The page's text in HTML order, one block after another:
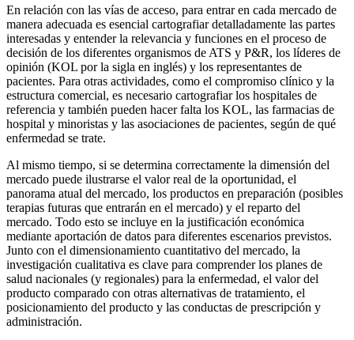
En relación con las vías de acceso, para entrar en cada mercado de
manera adecuada es esencial cartografiar detalladamente las partes
interesadas y entender la relevancia y funciones en el proceso de
decisión de los diferentes organismos de ATS y P&R, los líderes de
opinión (KOL por la sigla en inglés) y los representantes de
pacientes. Para otras actividades, como el compromiso clínico y la
estructura comercial, es necesario cartografiar los hospitales de
referencia y también pueden hacer falta los KOL, las farmacias de
hospital y minoristas y las asociaciones de pacientes, según de qué
enfermedad se trate.
Al mismo tiempo, si se determina correctamente la dimensión del
mercado puede ilustrarse el valor real de la oportunidad, el
panorama atual del mercado, los productos en preparación (posibles
terapias futuras que entrarán en el mercado) y el reparto del
mercado. Todo esto se incluye en la justificación económica
mediante aportación de datos para diferentes escenarios previstos.
Junto con el dimensionamiento cuantitativo del mercado, la
investigación cualitativa es clave para comprender los planes de
salud nacionales (y regionales) para la enfermedad, el valor del
producto comparado con otras alternativas de tratamiento, el
posicionamiento del producto y las conductas de prescripción y
administración.